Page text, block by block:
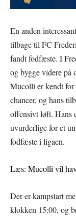
En anden
tilbage til FC
fandt fodfæste. I
og bygge videre på
Mucolli er kendt for
chancer, og hans
offensivt løft. Hans
uvurderlige for et
fodfæste i ligaen.
Læs: Mucolli vil
Der er kampstart
klokken 15:00, og